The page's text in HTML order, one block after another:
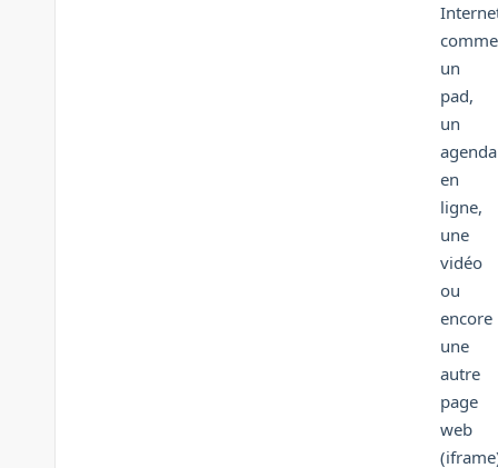
comme
un
pad,
un
agenda
en
ligne,
une
vidéo
ou
encore
une
autre
page
web